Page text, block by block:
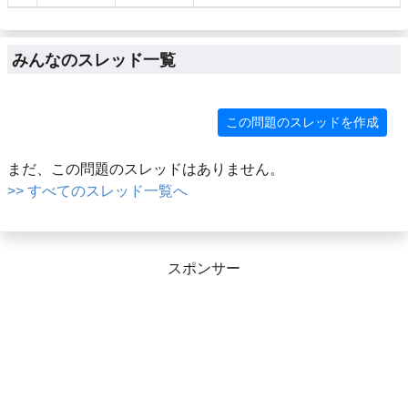
みんなのスレッド一覧
この問題のスレッドを作成
まだ、この問題のスレッドはありません。
>> すべてのスレッド一覧へ
スポンサー